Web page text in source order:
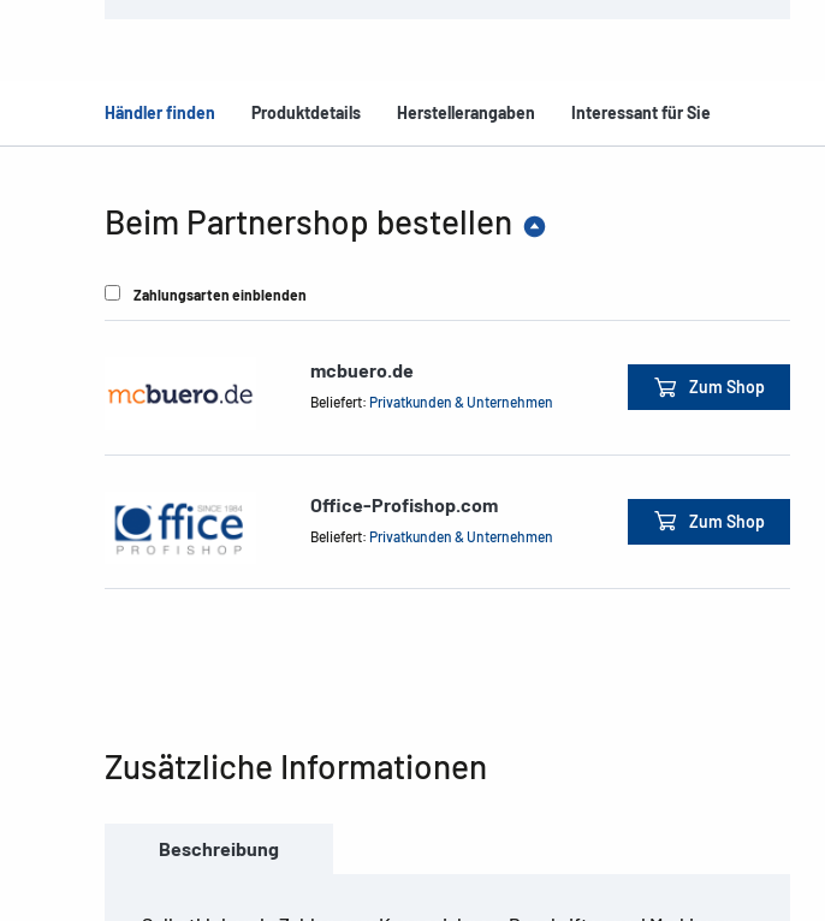
Händler finden Produktdetails Herstellerangaben Interessant für Sie
Beim Partnershop bestellen
Zahlungsarten einblenden
mcbuero.de
Beliefert: Privatkunden & Unternehmen
Zum Shop
Office-Profishop.com
Beliefert: Privatkunden & Unternehmen
Zum Shop
Zusätzliche Informationen
Beschreibung